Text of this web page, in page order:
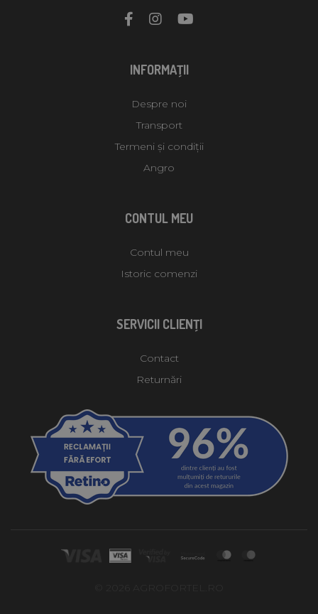
INFORMAŢII
Despre noi
Transport
Termeni și condiții
Angro
CONTUL MEU
Contul meu
Istoric comenzi
SERVICII CLIENŢI
Contact
Returnări